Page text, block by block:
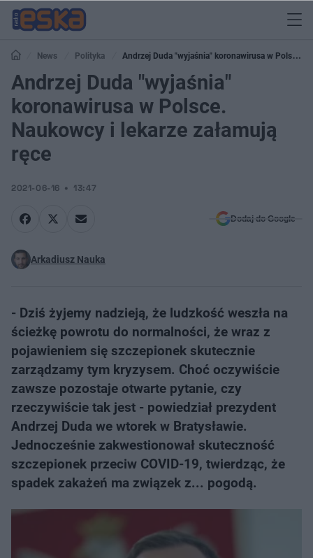
News Polityka
Andrzej Duda "wyjaśnia" koronawirusa w Polsce.
Naukowcy i lekarze załamują ręce
Andrzej Duda "wyjaśnia"
koronawirusa w Polsce.
Naukowcy i lekarze załamują
ręce
2021-06-16 13:47
Dodaj do Google
Arkadiusz Nauka
- Dziś żyjemy nadzieją, że ludzkość weszła na
ścieżkę powrotu do normalności, że wraz z
pojawieniem się szczepionek skutecznie
zarządzamy tym kryzysem. Choć oczywiście
zawsze pozostaje otwarte pytanie, czy
rzeczywiście tak jest - powiedział prezydent
Andrzej Duda we wtorek w Bratysławie.
Jednocześnie zakwestionował skuteczność
szczepionek przeciw COVID-19, twierdząc, że
spadek zakażeń ma związek z... pogodą.